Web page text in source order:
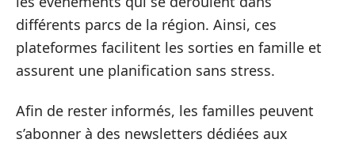
différents parcs de la région. Ainsi, ces
plateformes facilitent les sorties en famille et
assurent une planification sans stress.
Afin de rester informés, les familles peuvent
s’abonner à des newsletters dédiées aux